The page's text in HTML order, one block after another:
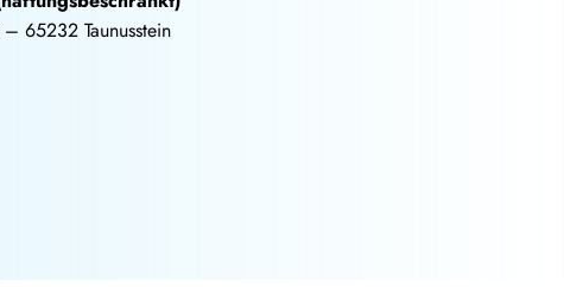
65232 Taunusstein